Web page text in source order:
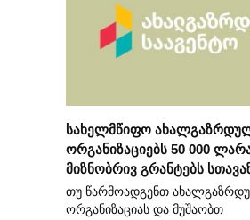
სახელმწიფო
ორგანიზაციებს 50 000
მიზნობრივ გრანტებს
თუ წარმოადგენთ
ორგანიზაციას და მუშაობთ